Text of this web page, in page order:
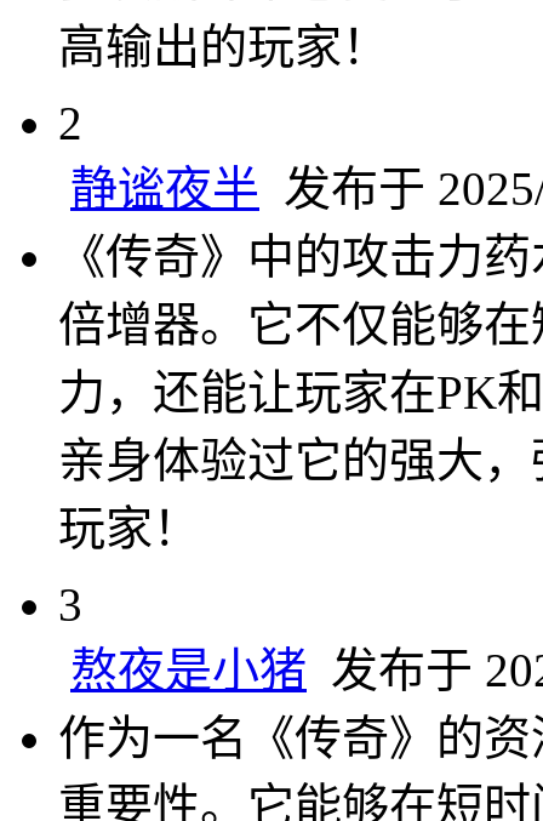
高输出的玩家！
2
静谧夜半 发布于
《传奇》中的攻击力
倍增器。它不仅能够
力，还能让玩家在PK
亲身体验过它的强大
玩家！
3
熬夜是小猪 发布于
作为一名《传奇》的
重要性。它能够在短